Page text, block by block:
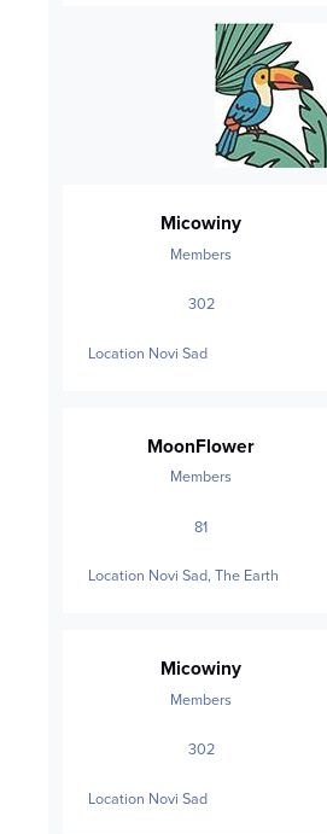
Micowiny
Members
302posts
Location Novi Sad
MoonFlower
Members
81posts
Location Novi Sad, The Earth
Micowiny
Members
302posts
Location Novi Sad